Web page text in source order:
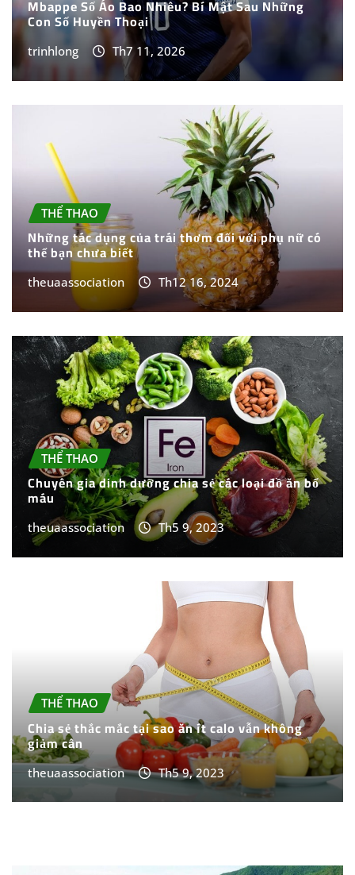
Mbappe Số Áo Bao Nhiêu? Bí Mật Sau Những
Con Số Huyền Thoại
trinhlong Th7 11, 2026
THỂ THAO
Những tác dụng của trái thơm đối với phụ nữ có
thể bạn chưa biết
theuaassociation Th12 16, 2024
THỂ THAO
Chuyên gia dinh dưỡng chia sẻ các loại đồ ăn bổ
máu
theuaassociation Th5 9, 2023
THỂ THAO
Chia sẻ thắc mắc tại sao ăn ít calo vẫn không
giảm cân
theuaassociation Th5 9, 2023